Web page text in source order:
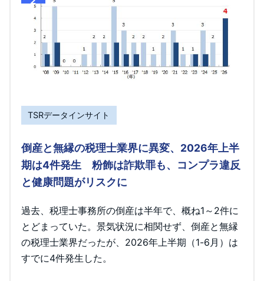
TSRデータインサイト
倒産と無縁の税理士業界に異変、2026年上半
期は4件発生 粉飾は詐欺罪も、コンプラ違反
と健康問題がリスクに
過去、税理士事務所の倒産は半年で、概ね1～2件に
とどまっていた。景気状況に相関せず、倒産と無縁
の税理士業界だったが、2026年上半期（1-6月）は
すでに4件発生した。